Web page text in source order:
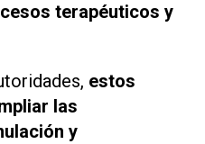
terapéuticos y
estos
las
y